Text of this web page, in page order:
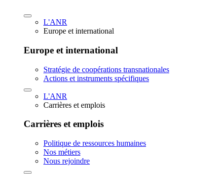
L'ANR
Europe et international
Europe et international
Stratégie de coopérations transnationales
Actions et instruments spécifiques
L'ANR
Carrières et emplois
Carrières et emplois
Politique de ressources humaines
Nos métiers
Nous rejoindre